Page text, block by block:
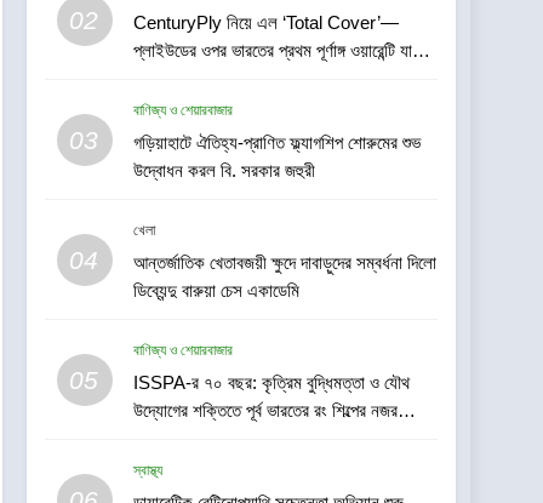
02
CenturyPly নিয়ে এল ‘Total Cover’—
প্লাইউডের ওপর ভারতের প্রথম পূর্ণাঙ্গ ওয়ারেন্টি যা
03
বাণিজ্য ও শেয়ারবাজার
গড়িয়াহাটে ঐতিহ্য-প্রাণিত ফ্ল্যাগশিপ শোরুমের শুভ
উদ্বোধন করল বি. সরকার জহুরী
04
খেলা
আন্তর্জাতিক খেতাবজয়ী ক্ষুদে দাবাড়ুদের সম্বর্ধনা দিলো
ডিব্যেন্দু বারুয়া চেস একাডেমি
05
বাণিজ্য ও শেয়ারবাজার
ISSPA-র ৭০ বছর: কৃত্রিম বুদ্ধিমত্তা ও যৌথ
উদ্যোগের শক্তিতে পূর্ব ভারতের রং শিল্পের নজর
স্বাস্থ্য
ISSPA-র ৭০ বছর: কৃত্রিম
বুদ্ধিমত্তা ও যৌথ উদ্যোগের
ভবিষ্যৎমুখী প্রবৃদ্ধিতে
6
ডায়াবেটিক রেটিনোপ্যাথি সচেতনতা
7
আনন্দপল্লী 47, গড়িয়া মেইন রোড,
মহামায়াতলা, সোনারপুর, দক্ষিণ 24